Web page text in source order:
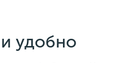
удобно